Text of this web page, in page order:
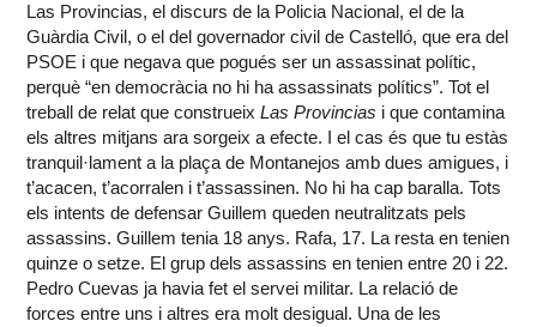
Las Provincias, el discurs de la Policia Nacional, el de la
Guàrdia Civil, o el del governador civil de Castelló, que era del
PSOE i que negava que pogués ser un assassinat polític,
perquè “en democràcia no hi ha assassinats polítics”. Tot el
treball de relat que construeixLas Provincias i que contamina
els altres mitjans ara sorgeix a efecte. I el cas és que tu estàs
tranquil·lament a la plaça de Montanejos amb dues amigues, i
t’acacen, t’acorralen i t’assassinen. No hi ha cap baralla. Tots
els intents de defensar Guillem queden neutralitzats pels
assassins. Guillem tenia 18 anys. Rafa, 17. La resta en tenien
quinze o setze. El grup dels assassins en tenien entre 20 i 22.
Pedro Cuevas ja havia fet el servei militar. La relació de
forces entre uns i altres era molt desigual. Una de les